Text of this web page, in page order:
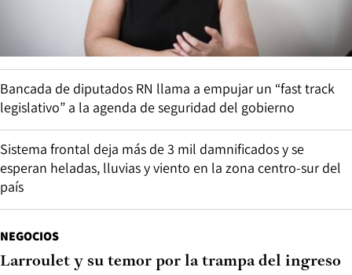
Bancada de diputados RN llama a empujar un “fast track
legislativo” a la agenda de seguridad del gobierno
Sistema frontal deja más de 3 mil damnificados y se
esperan heladas, lluvias y viento en la zona centro-sur del
país
NEGOCIOS
Larroulet y su temor por la trampa del ingreso